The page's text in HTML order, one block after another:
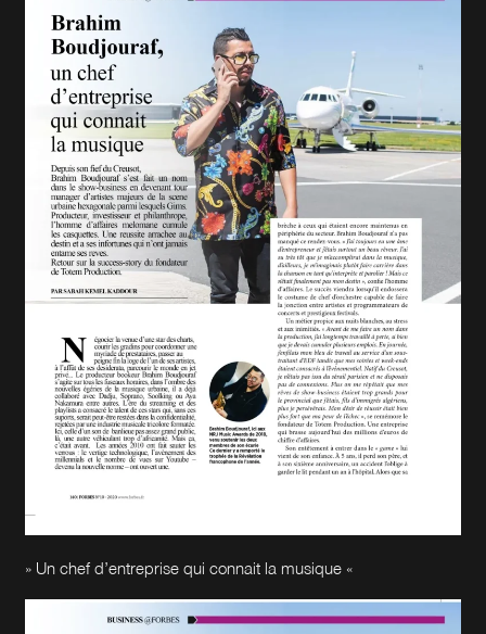
» Un chef d’entreprise qui connait la musique «